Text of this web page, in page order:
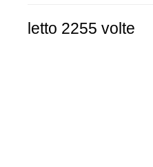
letto 2255 volte